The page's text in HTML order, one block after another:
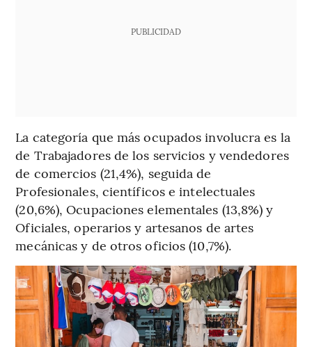
PUBLICIDAD
La categoría que más ocupados involucra es la
de Trabajadores de los servicios y vendedores
de comercios (21,4%), seguida de
Profesionales, científicos e intelectuales
(20,6%), Ocupaciones elementales (13,8%) y
Oficiales, operarios y artesanos de artes
mecánicas y de otros oficios (10,7%).